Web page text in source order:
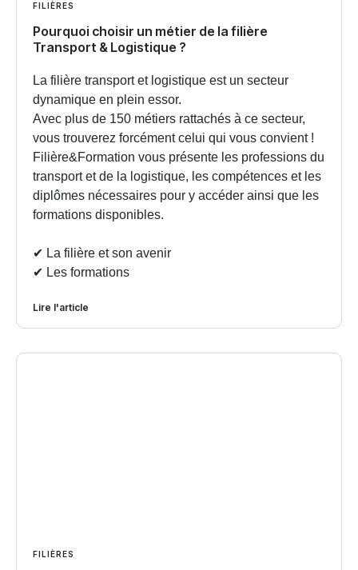
FILIÈRES
Pourquoi choisir un métier de la filière
Transport & Logistique ?
La filière transport et logistique est un secteur
dynamique en plein essor.
Avec plus de 150 métiers rattachés à ce secteur,
vous trouverez forcément celui qui vous convient !
Filière&Formation vous présente les professions du
transport et de la logistique, les compétences et les
diplômes nécessaires pour y accéder ainsi que les
formations disponibles.
✔︎ La filière et son avenir
✔︎ Les formations
Lire l'article
FILIÈRES